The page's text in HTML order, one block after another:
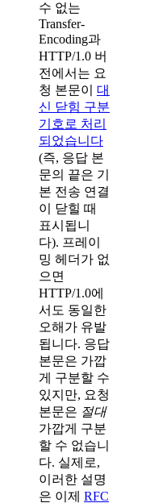
수 없는
Transfer-
Encoding과
HTTP/1.0 버
전에서는 요
청 본문이 대
신 닫힘 구분
기호로 처리
되었습니다
(즉, 응답 본
문의 끝은 기
본 전송 연결
이 닫힐 때
표시됩니
다). 프레이
밍 헤더가 없
으면
HTTP/1.0에
서도 동일한
오해가 유발
됩니다. 응답
본문은 가깝
게 구분할 수
있지만, 요청
본문은 절대
가깝게 구분
할 수 없습니
다. 실제로,
이러한 설명
은 이제 RFC